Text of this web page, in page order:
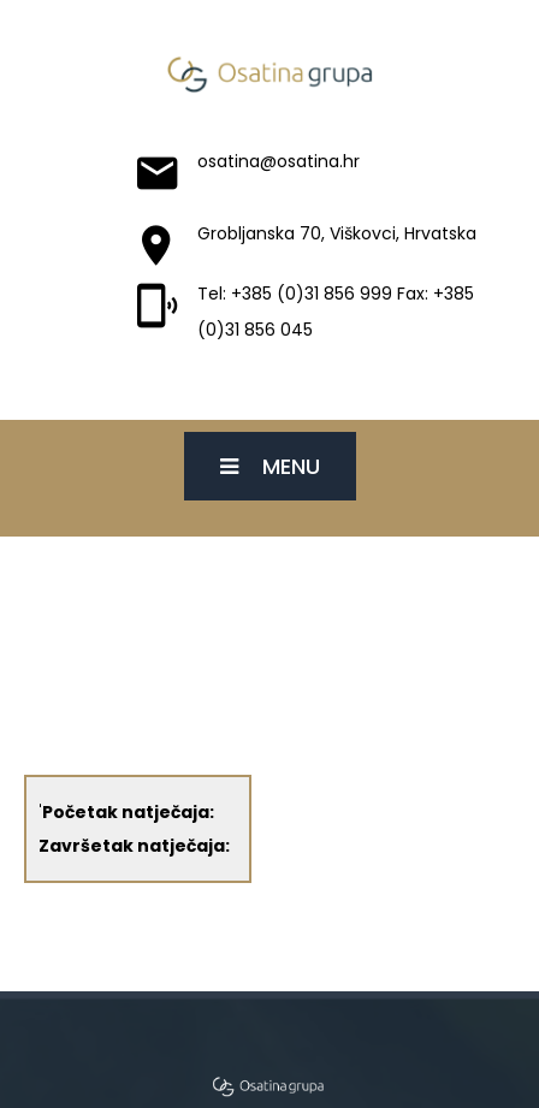
osatina@osatina.hr
Grobljanska 70, Viškovci, Hrvatska
Tel: +385 (0)31 856 999 Fax: +385
(0)31 856 045
MENU
'Početak natječaja:
Završetak natječaja: